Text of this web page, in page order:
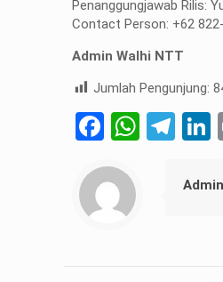
Penanggungjawab Rilis:
Contact Person: +62
Admin Walhi NTT
Jumlah Pengunjung:
Facebook